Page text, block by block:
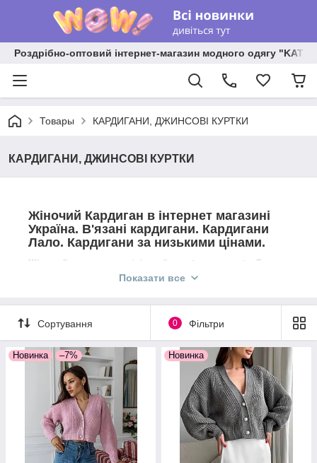
Роздрібно-оптовий інтернет-магазин модного одягу
Товары КАРДИГАНИ, ДЖИНСОВІ КУРТКИ
КАРДИГАНИ, ДЖИНСОВІ КУРТКИ
Жіночий Кардиган в інтернет магазині
Україна. В'язані кардигани. Кардигани
Лало. Кардигани за низькими цінами.
Жіночий кардиган
-невід'ємний атрибут гардероба. Будучи
досить універсальним елементом, він ще довго буде
кардиган― зігріє вас в осінні (весняні) вечора, послужить
відмінною заміною легкого пальта, плаща або вітровку. Такі
кардигани стануть відмінною заміною светра чи кофтині і
брюками.
В осінній сезон 2018 року ―
перший хіт і mash-
have будь-якої дівчини. Зверніть увагу на
в'язані кардигани об'ємної в'язки(наприклад,жіночий
кардиган "Косичка"
), вони на піку моди. І не обов'язково
вибирати нудні і темні тони, насичений або яскравий колір
"оживить" вашу осінь, виділить з натовпу і бузусловно,
підніме настрій.
Показати все
Сортування 0 Фільтри
Новинка –7% Новинка